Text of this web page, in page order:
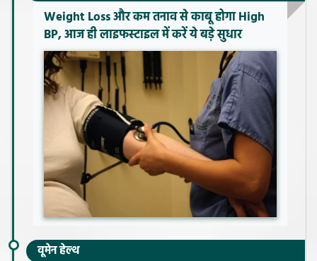
Weight Loss और कम तनाव से काबू होगा High
BP, आज ही लाइफस्टाइल में करें ये बड़े सुधार
वूमेन हेल्थ